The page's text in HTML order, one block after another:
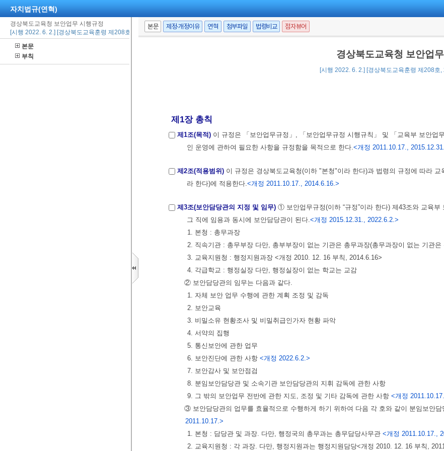
자치법규(연혁)
경상북도교육청 보안업무 시행규정
[시행 2022. 6. 2.] [경상북도교육훈령 제208호, 2022. 6. 2., 일부개정]
본문
부칙
본문 제정·개정이유 연혁 첨부파일 법령비교 점자뷰어
경상북도교육청 보안업
[시행 2022. 6. 2.] [경상북도교육훈령 제208호
제1장 총칙
제1조(목적) 이 규정은 「보안업무규정」, 「보안업무규정 시행규칙」 및 「교육부 보안
인 운영에 관하여 필요한 사항을 규정함을 목적으로 한다.<개정 2011.10.17.,
제2조(적용범위) 이 규정은 경상북도교육청(이하 "본청"이라 한다)과 법령의 규정에 따라
라 한다)에 적용한다.<개정 2011.10.17., 2014.6.16.>
제3조(보안담당관의 지정 및 임무) ① 보안업무규정(이하 “규정”이라 한다) 제43조와 교육
그 직에 임용과 동시에 보안담당관이 된다.<개정 2015.12.31., 2022.6.2.>
1. 본청 : 총무과장
2. 직속기관 : 총무부장 다만, 총부부장이 없는 기관은 총무과장(총무과장이 없는 기관은
3. 교육지원청 : 행정지원과장 <개정 2010. 12. 16 부칙, 2014.6.16>
4. 각급학교 : 행정실장 다만, 행정실장이 없는 학교는 교감
② 보안담당관의 임무는 다음과 같다.
1. 자체 보안 업무 수행에 관한 계획 조정 및 감독
2. 보안교육
3. 비밀소유 현황조사 및 비밀취급인가자 현황 파악
4. 서약의 집행
5. 통신보안에 관한 업무
6. 보안진단에 관한 사항 <개정 2022.6.2.>
7. 보안감사 및 보안점검
8. 분임보안담당관 및 소속기관 보안담당관의 지휘 감독에 관한 사항
9. 그 밖의 보안업무 전반에 관한 지도, 조정 및 기타 감독에 관한 사항 <개정
③ 보안담당관의 업무를 효율적으로 수행하게 하기 위하여 다음 각 호와 같이 분임보안
2011.10.17.>
1. 본청 : 담당관 및 과장. 다만, 행정국의 총무과는 총무담당사무관 <개정 2011.10.17.,
2. 교육지원청 : 각 과장. 다만, 행정지원과는 행정지원담당<개정 2010. 12. 16 부칙,